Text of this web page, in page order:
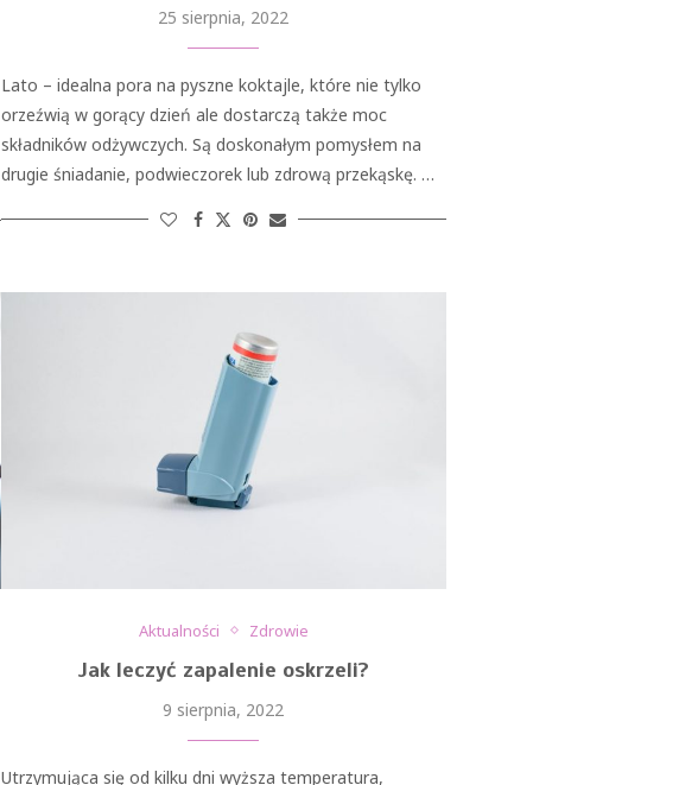
25 sierpnia, 2022
Lato – idealna pora na pyszne koktajle, które nie tylko
orzeźwią w gorący dzień ale dostarczą także moc
składników odżywczych. Są doskonałym pomysłem na
drugie śniadanie, podwieczorek lub zdrową przekąskę. …
Aktualności Zdrowie
Jak leczyć zapalenie oskrzeli?
9 sierpnia, 2022
Utrzymująca się od kilku dni wyższa temperatura,